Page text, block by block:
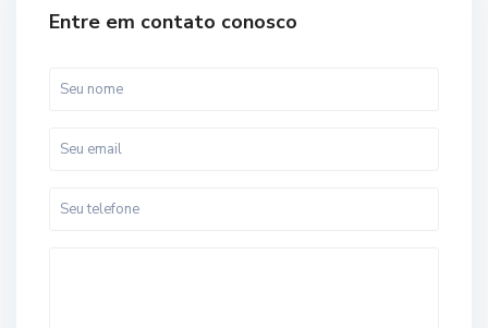
Entre em contato conosco